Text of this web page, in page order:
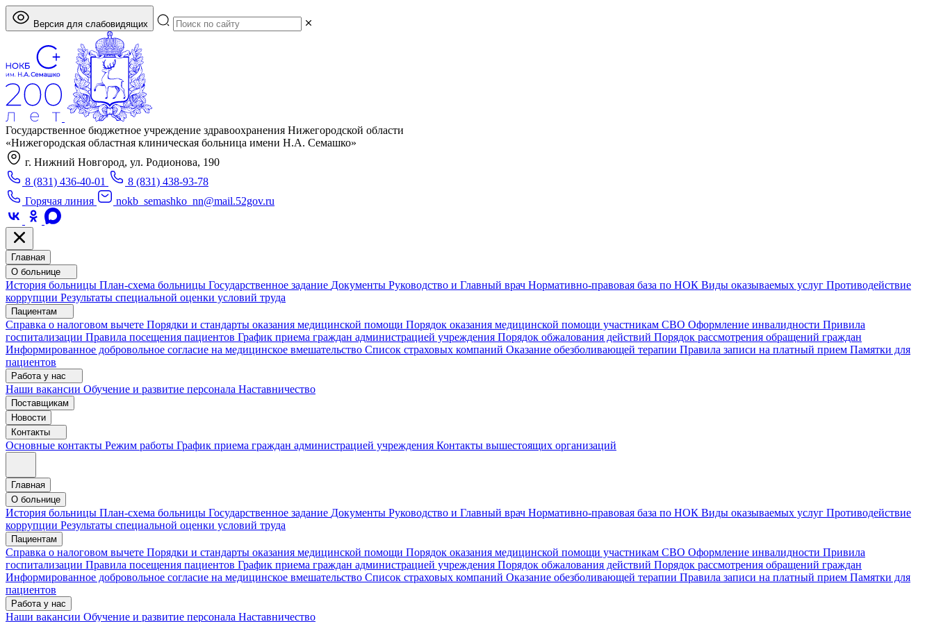
Версия для слабовидящих
Государственное бюджетное учреждение здравоохранения Нижегородской области
«Нижегородская областная клиническая больница имени Н.А. Семашко»
г. Нижний Новгород, ул. Родионова, 190
8 (831) 436-40-01
8 (831) 438-93-78
Горячая линия
nokb_semashko_nn@mail.52gov.ru
Главная
О больнице
История больницы План-схема больницы Государственное задание Документы Руководство и Главный врач Нормативно-правовая база по НОК Виды оказываемых услуг Противодействие
коррупции Результаты специальной оценки условий труда
Пациентам
Справка о налоговом вычете Порядки и стандарты оказания медицинской помощи Порядок оказания медицинской помощи участникам СВО Оформление инвалидности Привила
госпитализации Правила посещения пациентов График приема граждан администрацией учреждения Порядок обжалования действий Порядок рассмотрения обращений граждан
Информированное добровольное согласие на медицинское вмешательство Список страховых компаний Оказание обезболивающей терапии Правила записи на платный прием Памятки для
пациентов
Работа у нас
Наши вакансии Обучение и развитие персонала Наставничество
Поставщикам
Новости
Контакты
Основные контакты Режим работы График приема граждан администрацией учреждения Контакты вышестоящих организаций
Главная
О больнице
История больницы План-схема больницы Государственное задание Документы Руководство и Главный врач Нормативно-правовая база по НОК Виды оказываемых услуг Противодействие
коррупции Результаты специальной оценки условий труда
Пациентам
Справка о налоговом вычете Порядки и стандарты оказания медицинской помощи Порядок оказания медицинской помощи участникам СВО Оформление инвалидности Привила
госпитализации Правила посещения пациентов График приема граждан администрацией учреждения Порядок обжалования действий Порядок рассмотрения обращений граждан
Информированное добровольное согласие на медицинское вмешательство Список страховых компаний Оказание обезболивающей терапии Правила записи на платный прием Памятки для
пациентов
Работа у нас
Наши вакансии Обучение и развитие персонала Наставничество